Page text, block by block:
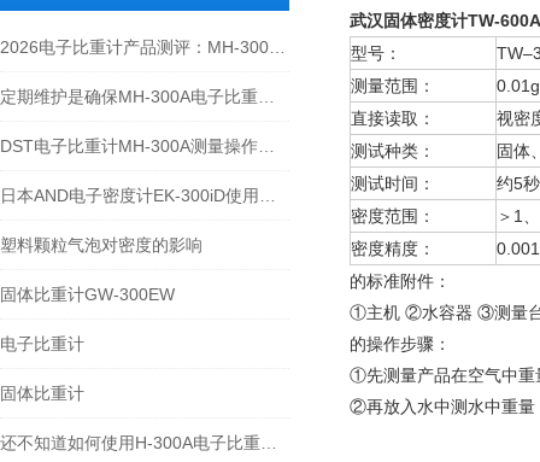
塑料颗粒气泡对密度的影响
固体比重计GW-300EW
电子比重计
固体比重计
武汉固体密度计TW-600A
型号：
测量范围：
直接读取：
视密
测试种类：
固体
测试时间：
约5秒
密度范围：
＞1
密度精度：
的标准附件：
①主机 ②水容器 ③测量
的操作步骤：
①先测量产品在空气中重
②再放入水中测水中重量